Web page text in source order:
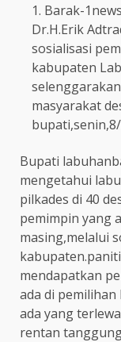
Barak-
Dr.H.Erik
sosialisasi
kabupaten
masyarakat
Bupati
mengetahui
pilkades di 40
pemimpin yang
masing,melalui
mendapatkan
ada di pemilihan
ada yang
rentan